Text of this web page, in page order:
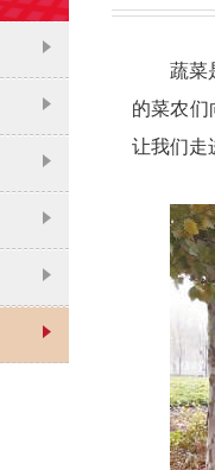
蔬菜
的菜农们
让我们走